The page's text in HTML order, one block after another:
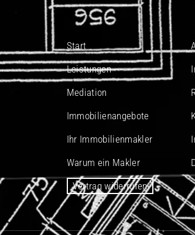
Start
Leistungen
Mediation
Immobilienangebote
Ihr Immobilienmakler
Warum ein Makler
Vertrag widerrufen